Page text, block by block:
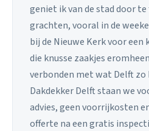
geniet ik van de stad door
grachten, vooral in de
bij de Nieuwe Kerk voor een
die knusse zaakjes
verbonden met wat Delft
Dakdekker Delft staan we
advies, geen voorrijkosten
offerte na een gratis